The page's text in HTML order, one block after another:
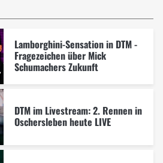
Lamborghini-Sensation in DTM -
Fragezeichen über Mick
Schumachers Zukunft
DTM im Livestream: 2. Rennen in
Oschersleben heute LIVE